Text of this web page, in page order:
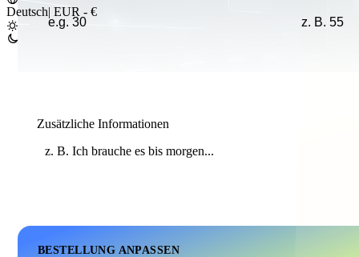
Deutsch| EUR - €
Zusätzliche Informationen
BESTELLUNG ANPASSEN